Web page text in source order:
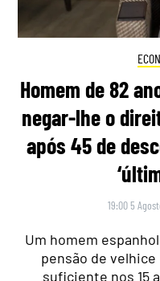
Homem de 82
negar-lhe o
após 45 de
19:00 5
Um homem
pensão de
suficiente nos 15